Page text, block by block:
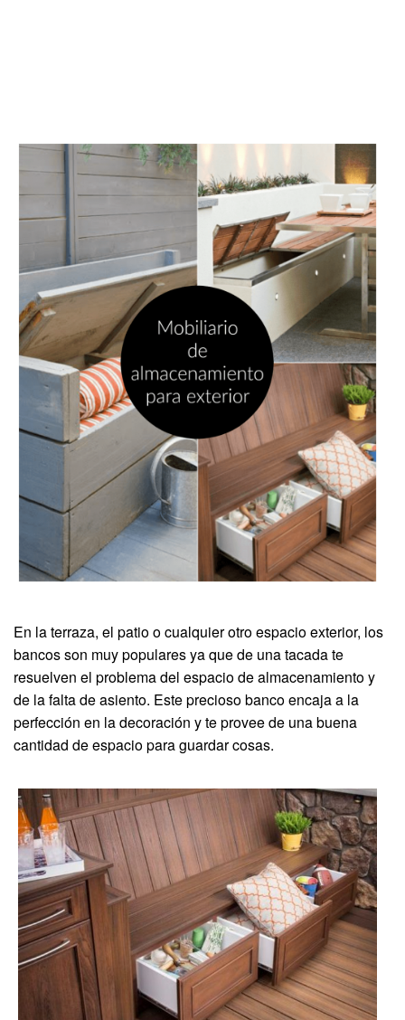
En la terraza, el patio o cualquier otro espacio exterior, los
bancos son muy populares ya que de una tacada te
resuelven el problema del espacio de almacenamiento y
de la falta de asiento. Este precioso banco encaja a la
perfección en la decoración y te provee de una buena
cantidad de espacio para guardar cosas.